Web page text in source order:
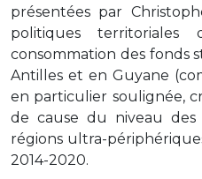
présentées par
politiques territoriales
consommation des fonds
Antilles et en Guyane
en particulier soulignée,
de cause du niveau des
régions ultra-
2014-2020.